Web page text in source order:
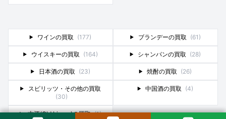
ワインの買取 (177) ブランデーの買取 (61)
ウイスキーの買取 (164) シャンパンの買取 (28)
日本酒の買取 (23) 焼酎の買取 (26)
スピリッツ・その他の買取
(30)
中国酒の買取 (4)
古酒(Old Liquor)の買取 (1)